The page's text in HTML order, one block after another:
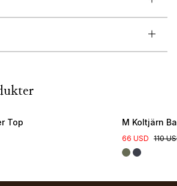
Top M Koltjärn
66 USD 110